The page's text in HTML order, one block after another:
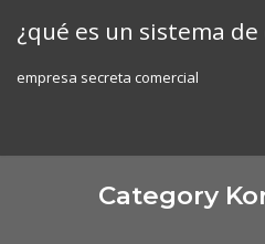
¿qué es un sistema de
empresa secreta comercial
Category